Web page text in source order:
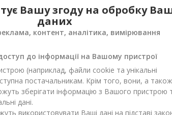
Уточнити Немає в наявності
Вашу згоду на обробку
даних
контент, аналітика, вимірювання
до інформації на Вашому пристрої
(наприклад, файли cookie та унікальні
постачальникам. Крім того, вони, а
зберігати інформацію з Вашого пристрою
дані.
використовувати Ваші дані на підставі